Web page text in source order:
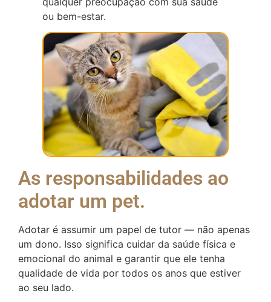
ou bem-estar.
As responsabilidades ao
adotar um pet.
Adotar é assumir um papel de tutor — não apenas
um dono. Isso significa cuidar da saúde física e
emocional do animal e garantir que ele tenha
qualidade de vida por todos os anos que estiver
ao seu lado.